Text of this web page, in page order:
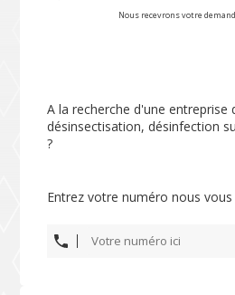
Nous recevrons votre
A la recherche d'une entreprise
désinsectisation, désinfection
?
Entrez votre numéro nous vous